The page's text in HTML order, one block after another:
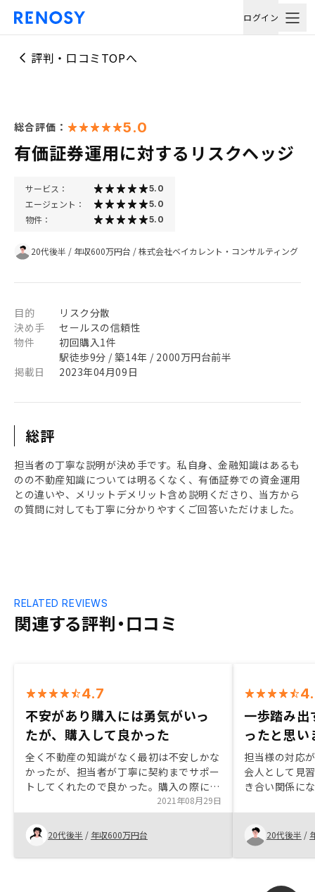
ログイン
評判・口コミTOPへ
総合評価： 5.0
有価証券運用に対するリスクヘッジ
サービス： 5.0
エージェント： 5.0
物件： 5.0
20代後半 / 年収600万円台 /株式会社ベイカレント・コンサルティング
目的
リスク分散
決め手
セールスの信頼性
物件
初回購入1件
駅徒歩9分 / 築14年 / 2000万円台前半
掲載日
2023年04月09日
総評
担当者の丁寧な説明が決め手です。私自身、金融知識はあるも
のの不動産知識については明るくなく、有価証券での資金運用
との違いや、メリットデメリット含め説明くださり、当方から
の質問に対しても丁寧に分かりやすくご回答いただけました。
関連する評判・口コミ
RELATED REVIEWS
4.7
不安があり購入には勇気がいっ
たが、購入して良かった
全く不動産の知識がなく最初は不安しかな
かったが、担当者が丁寧に契約までサポー
トしてくれたので良かった。購入の際には
非常に勇気がいったが、今は購入して良か
ったです。
2021年08月29日
20代後半 / 年収600万円台
一歩踏み出
ったと思い
担当様の対応
会人として見
き合い関係に
との付き合い
高めていきた
20代後半 /